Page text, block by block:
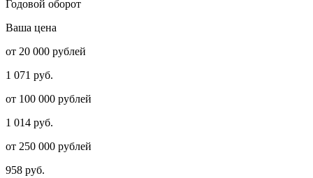
Годовой оборот
Ваша цена
от 20 000 рублей
1 071 руб.
от 100 000 рублей
1 014 руб.
от 250 000 рублей
958 руб.